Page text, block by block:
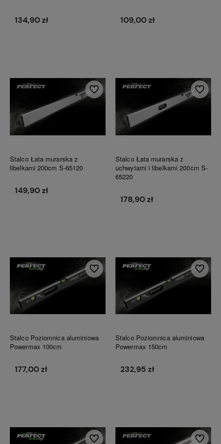
134,90 zł 109,00 zł
Stalco Łata murarska z
libelkami 200cm S-65120
149,90 zł
Do ulubionych
Stalco Łata murarska z
uchwytami i libelkami 200cm S-
65220
178,90 zł
Do
Stalco Poziomnica aluminiowa
Powermax 100cm
177,00 zł
Do ulubionych
Stalco Poziomnica aluminiowa
Powermax 150cm
232,95 zł
Do
Do ulubionych Do